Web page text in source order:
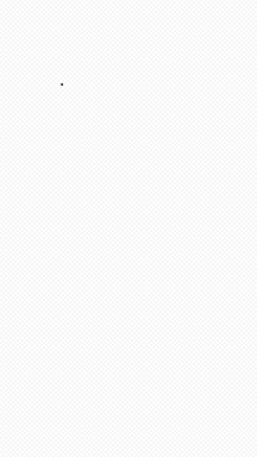
.